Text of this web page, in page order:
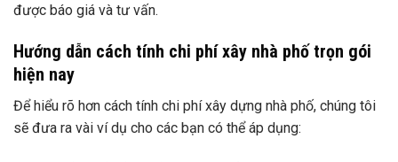
được báo giá và tư vấn.
Hướng dẫn cách tính chi phí xây nhà phố trọn gói
hiện nay
Để hiểu rõ hơn cách tính chi phí xây dựng nhà phố, chúng tôi
sẽ đưa ra vài ví dụ cho các bạn có thể áp dụng: